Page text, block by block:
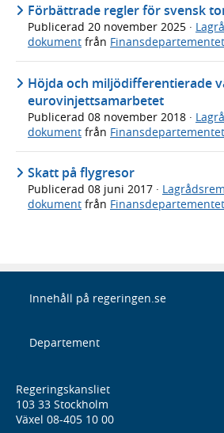
Förbättrade regler för svensk
Publicerad 20 november 2025 ·
dokument från Finansdepartementet
Höjda och miljödifferentierade
eurovinjettsamarbetet
Publicerad 08 november 2018 ·
dokument från Finansdepartementet
Skatt på flygresor
Publicerad 08 juni 2017 ·
dokument från Finansdepartementet
Innehåll på regeringen.se
Departement
Regeringskansliet
103 33 Stockholm
Växel 08-405 10 00